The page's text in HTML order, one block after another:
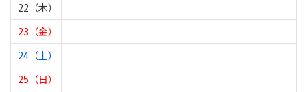
22（木）
23（金）
24（土）
25（日）